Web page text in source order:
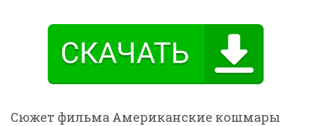
Сюжет фильма Американские кошмары